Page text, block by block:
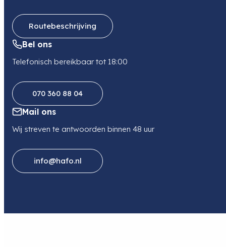
Routebeschrijving
Bel ons
Telefonisch bereikbaar tot 18:00
070 360 88 04
Mail ons
Wij streven te antwoorden binnen 48 uur
info@hafo.nl